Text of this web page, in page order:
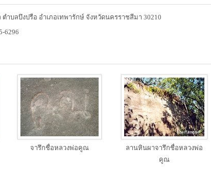
ำบลบึงปรือ อำเภอเทพารักษ์ จังหวัดนครราชสีมา 30210
6296
จารึกชื่อหลวงพ่อคูณ
ลานหินผาจารึกชื่อหลวงพ่อ
คูณ